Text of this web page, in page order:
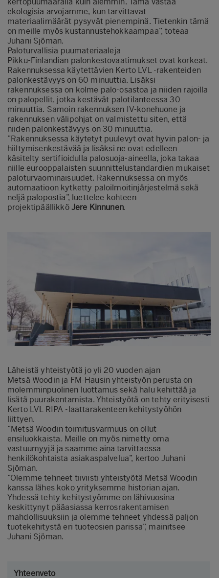
ekologisia arvojamme, kun tarvittavat
materiaalimäärät pysyvät pienempinä. Tietenkin tämä
on meille myös kustannustehokkaampaa”, toteaa
Juhani Sjöman.
Paloturvallisia puumateriaaleja
Pikku-Finlandian palonkestovaatimukset ovat korkeat.
Rakennuksessa käytettävien Kerto LVL -rakenteiden
palonkestävyys on 60 minuuttia. Lisäksi
rakennuksessa on kolme palo-osastoa ja niiden rajoilla
on palopellit, jotka kestävät palotilanteessa 30
minuuttia. Samoin rakennuksen IV-konehuone ja
rakennuksen välipohjat on valmistettu siten, että
niiden palonkestävyys on 30 minuuttia.
”Rakennuksessa käytetyt puulevyt ovat hyvin palon- ja
hiiltymisenkestävää ja lisäksi ne ovat edelleen
käsitelty sertifioidulla palosuoja-aineella, joka takaa
niille eurooppalaisten suunnittelustandardien mukaiset
paloturvaominaisuudet. Rakennuksessa on myös
automaatioon kytketty paloilmoitinjärjestelmä sekä
neljä palopostia”, luettelee kohteen
projektipäällikkö Jere Kinnunen.
Läheistä yhteistyötä jo yli 20 vuoden ajan
Metsä Woodin ja FM-Hausin yhteistyön perusta on
molemminpuolinen luottamus sekä halu kehittää ja
lisätä puurakentamista. Yhteistyötä on tehty erityisesti
Kerto LVL RIPA -laattarakenteen kehitystyöhön
liittyen.
”Metsä Woodin toimitusvarmuus on ollut
ensiluokkaista. Meille on myös nimetty oma
vastuumyyjä ja saamme aina tarvittaessa
henkilökohtaista asiakaspalvelua”, kertoo Juhani
Sjöman.
”Olemme tehneet tiiviisti yhteistyötä Metsä Woodin
kanssa lähes koko yrityksemme historian ajan.
Yhdessä tehty kehitystyömme on lähivuosina
keskittynyt pääasiassa kerrosrakentamisen
mahdollisuuksiin ja olemme tehneet yhdessä paljon
tuotekehitystä eri tuoteosien parissa”, mainitsee
Juhani Sjöman.
Yhteenveto